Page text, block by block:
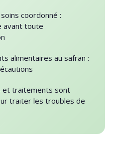
coordonné :
avant toute
alimentaires au safran :
et traitements sont
traiter les troubles de